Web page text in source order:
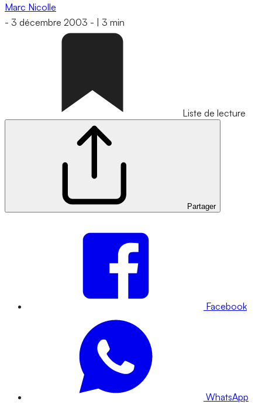
Marc Nicolle
- 3 décembre 2003 - 3 min
Liste de lecture
Partager
Facebook
WhatsApp